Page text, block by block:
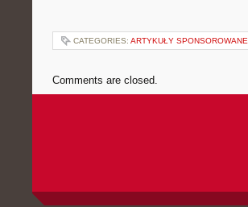
CATEGORIES: ARTYKUŁY SPONSOROWANE
Comments are closed.